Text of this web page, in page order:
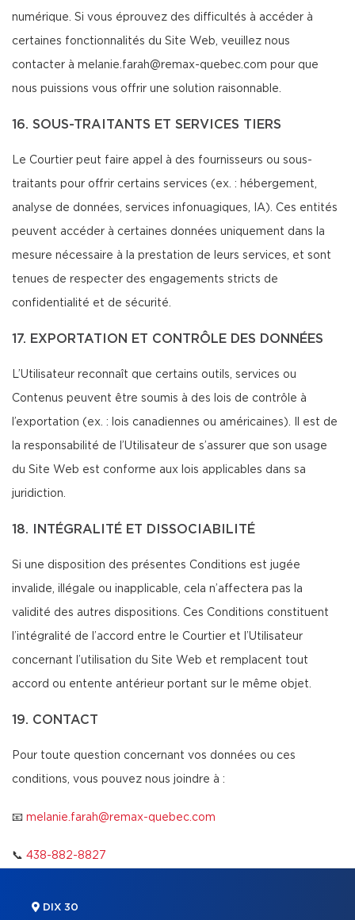
numérique. Si vous éprouvez des difficultés à accéder à
certaines fonctionnalités du Site Web, veuillez nous
contacter à melanie.farah@remax-quebec.com pour que
nous puissions vous offrir une solution raisonnable.
16. SOUS-TRAITANTS ET SERVICES TIERS
Le Courtier peut faire appel à des fournisseurs ou sous-
traitants pour offrir certains services (ex. : hébergement,
analyse de données, services infonuagiques, IA). Ces entités
peuvent accéder à certaines données uniquement dans la
mesure nécessaire à la prestation de leurs services, et sont
tenues de respecter des engagements stricts de
confidentialité et de sécurité.
17. EXPORTATION ET CONTRÔLE DES DONNÉES
L’Utilisateur reconnaît que certains outils, services ou
Contenus peuvent être soumis à des lois de contrôle à
l’exportation (ex. : lois canadiennes ou américaines). Il est de
la responsabilité de l’Utilisateur de s’assurer que son usage
du Site Web est conforme aux lois applicables dans sa
juridiction.
18. INTÉGRALITÉ ET DISSOCIABILITÉ
Si une disposition des présentes Conditions est jugée
invalide, illégale ou inapplicable, cela n’affectera pas la
validité des autres dispositions. Ces Conditions constituent
l’intégralité de l’accord entre le Courtier et l’Utilisateur
concernant l’utilisation du Site Web et remplacent tout
accord ou entente antérieur portant sur le même objet.
19. CONTACT
Pour toute question concernant vos données ou ces
conditions, vous pouvez nous joindre à :
📧 melanie.farah@remax-quebec.com
📞 438-882-8827
DIX 30